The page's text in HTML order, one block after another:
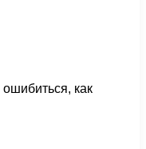
как